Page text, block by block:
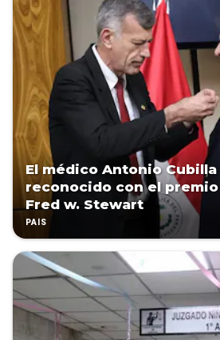
El médico Antonio
reconocido con el
Fred w. Stewart
PAÍS